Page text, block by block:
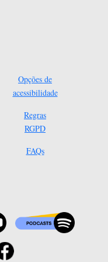
Opções de
acessibilidade
Regras
RGPD
FAQs